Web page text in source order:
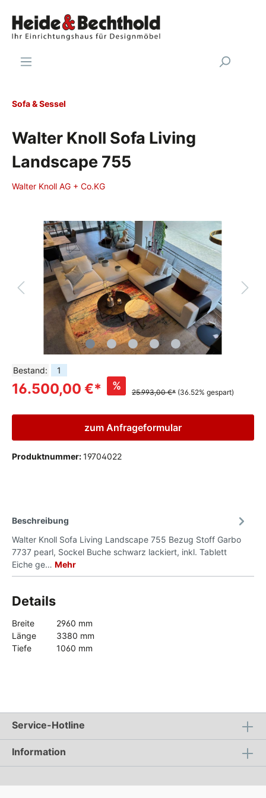
Sofa & Sessel
Walter Knoll Sofa Living
Landscape 755
Walter Knoll AG + Co.KG
Bestand: 1
16.500,00 €* %
25.993,00 €* (36.52% gespart)
zum Anfrageformular
Produktnummer:19704022
Beschreibung
Walter Knoll Sofa Living Landscape 755 Bezug Stoff Garbo
7737 pearl, Sockel Buche schwarz lackiert, inkl. Tablett
Eiche ge… Mehr
Details
Breite
2960 mm
Länge
3380 mm
Tiefe
1060 mm
Service-Hotline
Information